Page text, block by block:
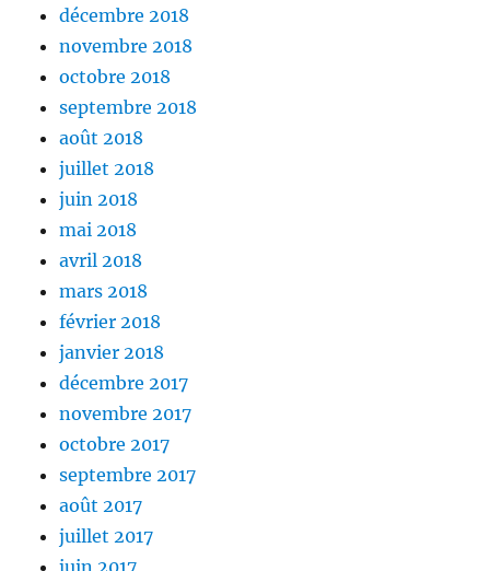
décembre 2018
novembre 2018
octobre 2018
septembre 2018
août 2018
juillet 2018
juin 2018
mai 2018
avril 2018
mars 2018
février 2018
janvier 2018
décembre 2017
novembre 2017
octobre 2017
septembre 2017
août 2017
juillet 2017